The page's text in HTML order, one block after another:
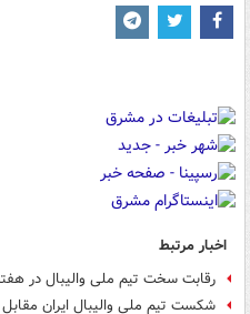
اخبار مرتبط
رقابت سخت تیم ملی والیبال در
شکست تیم ملی والیبال ایران مقابل برزیل/